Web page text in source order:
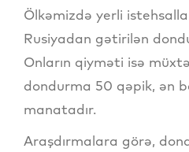
Ölkəmizdə yerli istehsalla
Rusiyadan gətirilən
Onların qiyməti isə
dondurma 50 qəpik, ən
manatadır.
Araşdırmalara görə,